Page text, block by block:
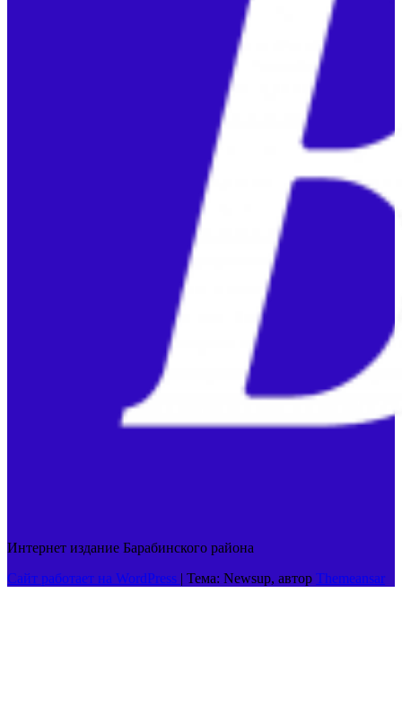
Интернет издание Барабинского района
Сайт работает на WordPress | Тема: Newsup, автор Themeansar